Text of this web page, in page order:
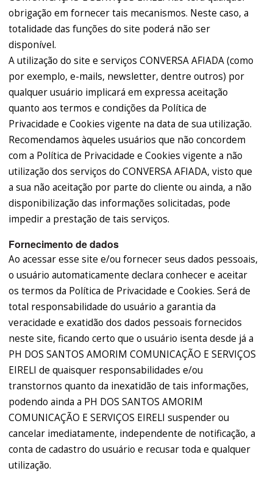
obrigação em fornecer tais mecanismos. Neste caso, a
totalidade das funções do site poderá não ser
disponível.
A utilização do site e serviços CONVERSA AFIADA (como
por exemplo, e-mails, newsletter, dentre outros) por
qualquer usuário implicará em expressa aceitação
quanto aos termos e condições da Política de
Privacidade e Cookies vigente na data de sua utilização.
Recomendamos àqueles usuários que não concordem
com a Política de Privacidade e Cookies vigente a não
utilização dos serviços do CONVERSA AFIADA, visto que
a sua não aceitação por parte do cliente ou ainda, a não
disponibilização das informações solicitadas, pode
impedir a prestação de tais serviços.
Fornecimento de dados
Ao acessar esse site e/ou fornecer seus dados pessoais,
o usuário automaticamente declara conhecer e aceitar
os termos da Política de Privacidade e Cookies. Será de
total responsabilidade do usuário a garantia da
veracidade e exatidão dos dados pessoais fornecidos
neste site, ficando certo que o usuário isenta desde já a
PH DOS SANTOS AMORIM COMUNICAÇÃO E SERVIÇOS
EIRELI de quaisquer responsabilidades e/ou
transtornos quanto da inexatidão de tais informações,
podendo ainda a PH DOS SANTOS AMORIM
COMUNICAÇÃO E SERVIÇOS EIRELI suspender ou
cancelar imediatamente, independente de notificação, a
conta de cadastro do usuário e recusar toda e qualquer
utilização.